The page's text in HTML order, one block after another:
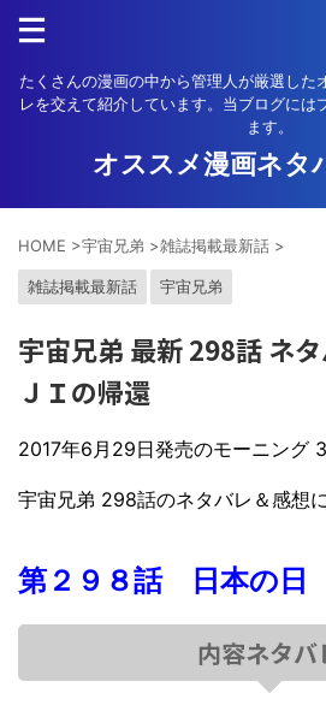
たくさんの漫画の中から管理人が厳選した
レを交えて紹介しています。当ブログには
ます。
オススメ漫画ネタ
HOME >宇宙兄弟 >雑誌掲載最新話 >
雑誌掲載最新話 宇宙兄弟
宇宙兄弟 最新 298話 ネ
ＪＩの帰還
2017年6月29日発売のモーニング
宇宙兄弟 298話のネタバレ＆感想に
第２９８話 日本の日
内容ネタバ